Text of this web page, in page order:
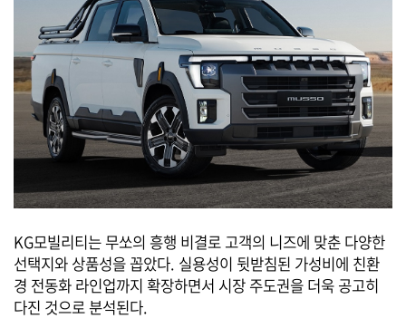
KG모빌리티는 무쏘의 흥행 비결로 고객의 니즈에 맞춘 다양한
선택지와 상품성을 꼽았다. 실용성이 뒷받침된 가성비에 친환
경 전동화 라인업까지 확장하면서 시장 주도권을 더욱 공고히
다진 것으로 분석된다.